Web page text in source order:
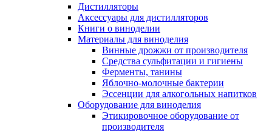
Дистилляторы
Аксессуары для дистилляторов
Книги о виноделии
Материалы для виноделия
Винные дрожжи от производителя
Средства сульфитации и гигиены
Ферменты, танины
Яблочно-молочные бактерии
Эссенции для алкогольных напитков
Оборудование для виноделия
Этикировочное оборудование от
производителя